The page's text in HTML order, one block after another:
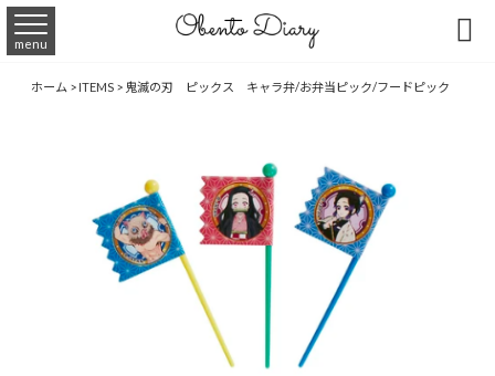
menu 
ホーム>ITEMS> 鬼滅の刃 ピックス キャラ弁/お弁当ピック/フードピック